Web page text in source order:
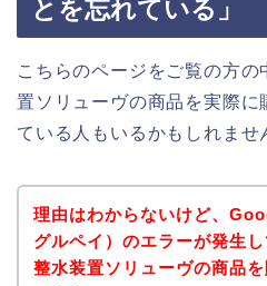
とを忘れている」
こちらのページをご覧の方
置ソリューヴの商品を実際に
ている人もいるかもしれませ
理由はわからないけど、
グルペイ）のエラーが発生
整水装置ソリューヴの商品